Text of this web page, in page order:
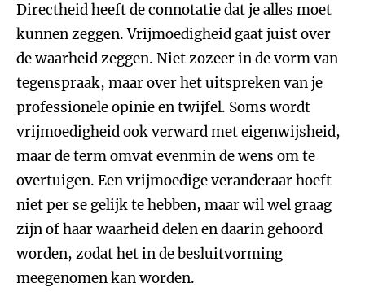
Directheid heeft de connotatie dat je alles moet
kunnen zeggen. Vrijmoedigheid gaat juist over
de waarheid zeggen. Niet zozeer in de vorm van
tegenspraak, maar over het uitspreken van je
professionele opinie en twijfel. Soms wordt
vrijmoedigheid ook verward met eigenwijsheid,
maar de term omvat evenmin de wens om te
overtuigen. Een vrijmoedige veranderaar hoeft
niet per se gelijk te hebben, maar wil wel graag
zijn of haar waarheid delen en daarin gehoord
worden, zodat het in de besluitvorming
meegenomen kan worden.